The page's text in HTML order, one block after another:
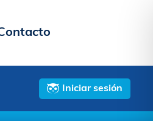
Iniciar sesión